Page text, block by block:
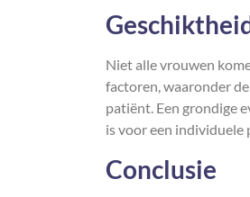
Niet alle vrouwen
factoren, waaronder
patiënt. Een grondige
is voor een individuele
Conclusie